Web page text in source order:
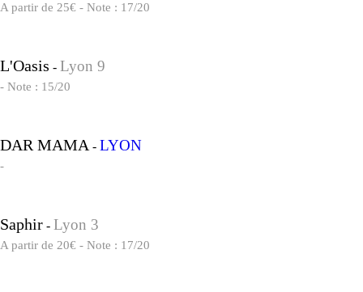
A partir de 25€ - Note : 17/20
L'Oasis - Lyon 9
- Note : 15/20
DAR MAMA - LYON
-
Saphir - Lyon 3
A partir de 20€ - Note : 17/20